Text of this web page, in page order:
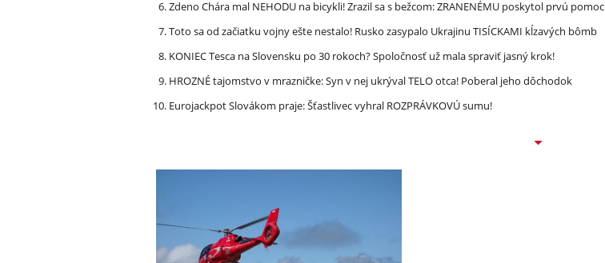
Zdeno Chára mal NEHODU na bicykli! Zrazil sa s bežcom: ZRANENÉMU poskytol prvú pomoc
Toto sa od začiatku vojny ešte nestalo! Rusko zasypalo Ukrajinu TISÍCKAMI kĺzavých bômb
KONIEC Tesca na Slovensku po 30 rokoch? Spoločnosť už mala spraviť jasný krok!
HROZNÉ tajomstvo v mrazničke: Syn v nej ukrýval TELO otca! Poberal jeho dôchodok
Eurojackpot Slovákom praje: Šťastlivec vyhral ROZPRÁVKOVÚ sumu!